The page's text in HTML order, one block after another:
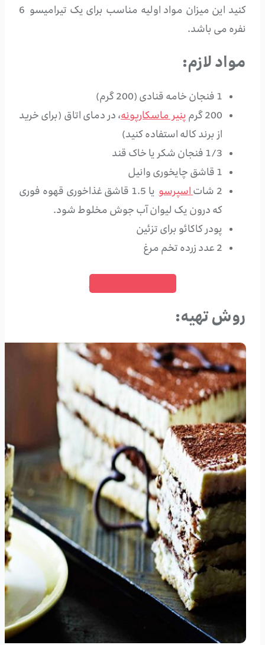
کنید این میزان مواد اولیه مناسب برای یک تیرامیسو 6
نفره می باشد.
مواد لازم:
1 فنجان خامه قنادی (200 گرم)
200 گرم
پنیر ماسکارپونه، در دمای اتاق (برای خرید
از برند کاله استفاده کنید)
1/3 فنجان شکر یا خاک قند
1 قاشق چایخوری وانیل
2 شات
اسپرسو
یا 1.5 قاشق غذاخوری قهوه فوری
که درون یک لیوان آب جوش مخلوط شود.
پودر کاکائو برای تزئین
2 عدد زرده تخم مرغ
خرید چای ماسالا
روش تهیه: